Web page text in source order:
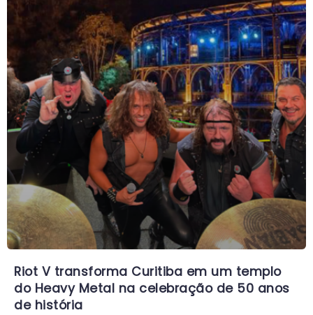
Riot V transforma Curitiba em um templo
do Heavy Metal na celebração de 50 anos
de história